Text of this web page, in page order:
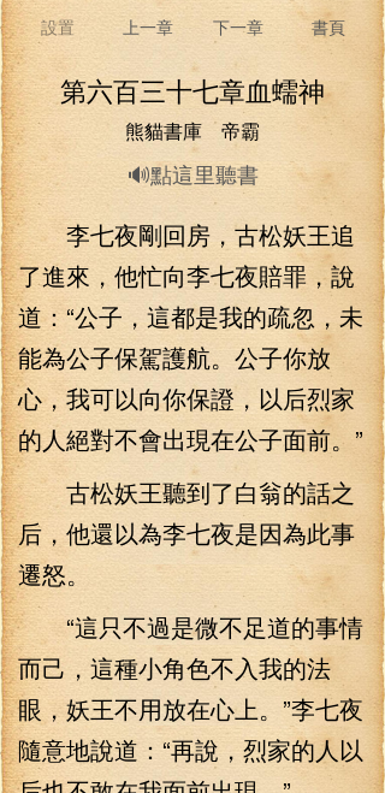
設置 上一章 下一章 書頁
第六百三十七章血蠕神
熊貓書庫 帝霸
🔊點這里聽書
李七夜剛回房，古松妖王追
了進來，他忙向李七夜賠罪，說
道：“公子，這都是我的疏忽，未
能為公子保駕護航。公子你放
心，我可以向你保證，以后烈家
的人絕對不會出現在公子面前。”
古松妖王聽到了白翁的話之
后，他還以為李七夜是因為此事
遷怒。
“這只不過是微不足道的事情
而己，這種小角色不入我的法
眼，妖王不用放在心上。”李七夜
隨意地說道：“再說，烈家的人以